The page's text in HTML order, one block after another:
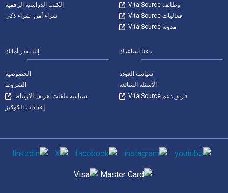
وظائف VitalSource
فعاليات VitalSource
مدونة VitalSource
الكتب الدراسية الرقمية
شراء آمن. شراء ذكي
دعنا نساعدك
سياسة العودة
الأسئلة الشائعة
فريق دعم VitalSource
إننا نقدر أمانك
الخصوصية
الشروط
سياسة ملفات تعريف الارتباط
إعدادات الكوكيز
وسائل التواصل الاجتماعي